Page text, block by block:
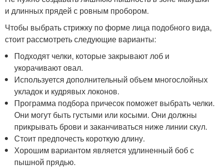
и длинных прядей с ровным пробором.
Чтобы выбрать стрижку по форме лица подобного вида,
стоит рассмотреть следующие варианты:
Подходят челки, которые закрывают лоб и
укорачивают овал.
Используется дополнительный объем многослойных
укладок и кудрявых локонов.
Программа подбора причесок поможет выбрать челки.
Они могут быть густыми или косыми. Они должны
прикрывать брови и заканчиваться ниже линии скул.
Стоит предпочесть короткую длину.
Хорошим вариантом является удлиненный боб с
пышной прядью.